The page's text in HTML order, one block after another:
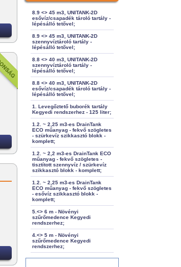
8.9 <> 45 m3, UNITANK-2D
esővíz/csapadék tároló tartály -
lépésálló tetővel;
8.9 <> 45 m3, UNITANK-2D
szennyvíztároló tartály -
lépésálló tetővel;
8.8 <> 40 m3, UNITANK-2D
szennyvíztároló tartály -
lépésálló tetővel;
8.8 <> 40 m3, UNITANK-2D
esővíz/csapadék tároló tartály -
lépésálló tetővel;
1. Levegőztető buborék tartály
Kegyedi rendszerhez - 125 liter;
1.2. ~ 2,25 m3-es DrainTank
ECO műanyag - fekvő szögletes
- szürkevíz szikkasztó blokk -
komplett;
1.2. ~ 2,2 m3-es DrainTank ECO
műanyag - fekvő szögletes -
tisztított szennyvíz / szürkevíz
szikkasztó blokk - komplett;
1.2. ~ 2,25 m3-es DrainTank
ECO műanyag - fekvő szögletes
- esővíz szikkasztó blokk -
komplett;
5.<> 6 m - Növényi
szűrőmedence Kegyedi
rendszerhez;
4.<> 5 m - Növényi
szűrőmedence Kegyedi
rendszerhez;